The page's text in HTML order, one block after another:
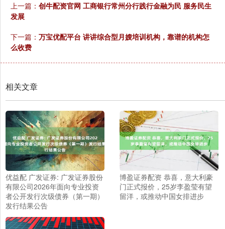
上一篇： 创牛配资官网 工商银行常州分行践行金融为民 服务民生
发展
下一篇： 万宝优配平台 讲讲综合型月嫂培训机构，靠谱的机构怎
么收费
相关文章
优益配 广发证券: 广发证券股份
有限公司2026年面向专业投资
者公开发行次级债券（第一期）
发行结果公告
博盈证券配资 恭喜，意大利豪
门正式报价，25岁李盈莹有望
留洋，或推动中国女排进步